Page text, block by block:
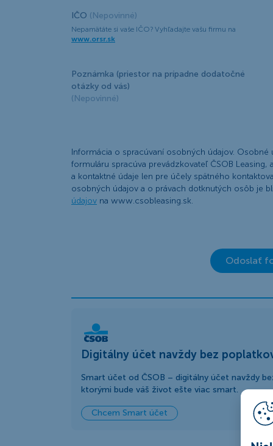
IČO (Nepovinné)
Nepamätáte si vaše IČO? Vyhľadajte vašu firmu na
www.orsr.sk
Poznámka (priestor na prípadne dodatočné
otázky od vás)
(Nepovinné)
Informácia o spracúvaní osobných údajov.
formuláru spracúva prevádzkovateľ ČSOB
a kontaktné údaje len pre účely spätného
osobných údajov a o právach dotknutých osôb je
údajov na www.csobleasing.sk.
Odoslať
Digitálny účet navždy bez
Smart účet od ČSOB – digitálny účet navždy
ktorými bude váš život ešte viac smart.
Chcem Smart účet